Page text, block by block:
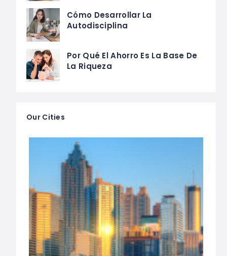
Cómo Desarrollar La
Autodisciplina
Por Qué El Ahorro Es La Base De
La Riqueza
Our Cities